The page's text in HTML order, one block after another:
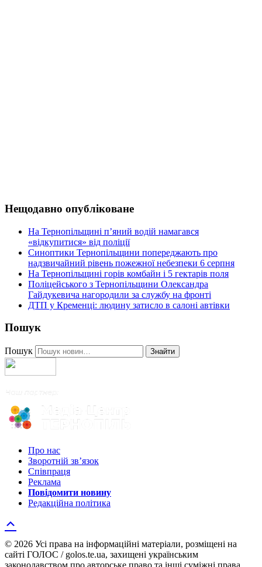
Нещодавно опубліковане
На Тернопільщині п’яний водій намагався
«відкупитися» від поліції
Синоптики Тернопільщини попереджають про
надзвичайний рівень пожежної небезпеки 6 серпня
На Тернопільщині горів комбайн і 5 гектарів поля
Поліцейського з Тернопільщини Олександра
Гайдукевича нагородили за службу на фронті
ДТП у Кременці: людину затисло в салоні автівки
Пошук
Пошук Знайти
Про нас
Зворотній зв’язок
Співпраця
Реклама
Повідомити новину
Редакційна політика
© 2026 Усі права на інформаційні матеріали, розміщені на
сайті ГОЛОС / golos.te.ua, захищені українським
законодавством про авторське право та інші суміжні права.